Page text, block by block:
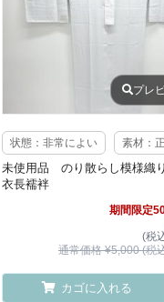
プレ
状態：非常によい 素材：
未使用品 のり散らし模様織
衣長襦袢
期間限定
(税
通常価格 ¥5,000 (税
カゴに入れる